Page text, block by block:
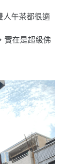
人午茶都很適
實在是超級佛